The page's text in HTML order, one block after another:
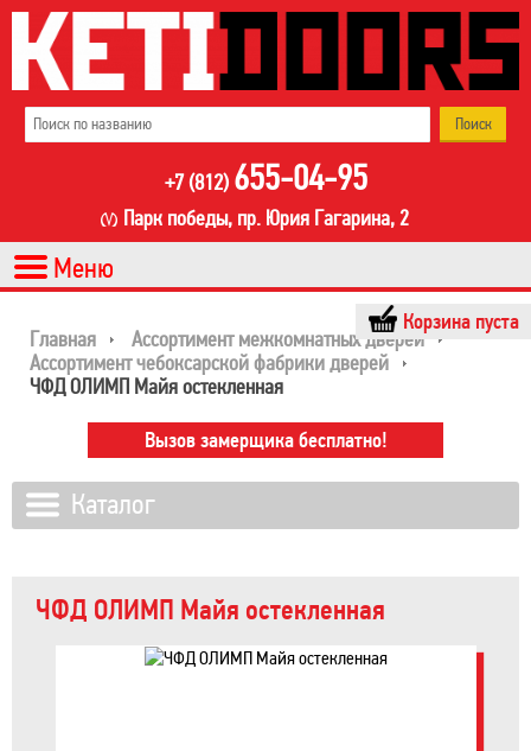
+7 (812) 655-04-95
Парк победы, пр. Юрия Гагарина, 2
Корзина пуста
Главная
Ассортимент межкомнатных дверей
Ассортимент чебоксарской фабрики дверей
ЧФД ОЛИМП Майя остекленная
ЧФД ОЛИМП Майя остекленная